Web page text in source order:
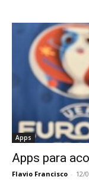
Apps
Apps para
Flavio Francisco - 12/